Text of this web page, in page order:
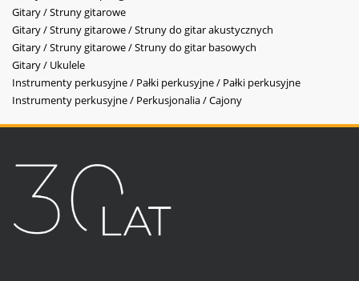
Gitary / Struny gitarowe
Gitary / Struny gitarowe / Struny do gitar akustycznych
Gitary / Struny gitarowe / Struny do gitar basowych
Gitary / Ukulele
Instrumenty perkusyjne / Pałki perkusyjne / Pałki perkusyjne
Instrumenty perkusyjne / Perkusjonalia / Cajony